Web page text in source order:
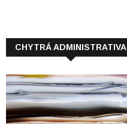
CHYTRÁ ADMINISTRATIVA